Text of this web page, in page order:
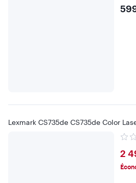
Lexmark CS735de CS735de Color
2